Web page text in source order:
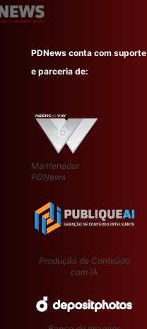
PDNews conta com suporte
e parceria de:
Mantenedor
PDNews
Produção de Conteúdo
com IA